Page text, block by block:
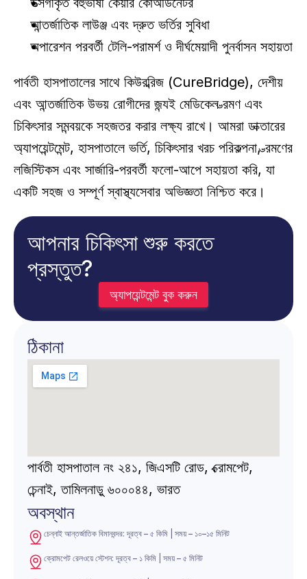
আন্তর্জাতিক লাউঞ্জ এবং দ্রুত ভর্তির সুবিধা
অপারেশন পরবর্তী টেলি-পরামর্শ ও দীর্ঘমেয়াদী পুনর্বাসন সহায়তা
পার্বতী হাসপাতালের সাথে কিউরব্রিজ (CureBridge), দেশীয়
এবং আন্তর্জাতিক উভয় রোগীদের জন্যই মেডিকেল ভ্রমণ এবং
চিকিৎসার সমন্বয়কে সহজতর করার লক্ষ্য রাখে। আমরা ডাক্তারের
অ্যাপয়েন্টমেন্ট, হাসপাতালে ভর্তি, চিকিৎসার খরচ পরিকল্পনা, ভ্রমণের
লজিস্টিকস এবং সার্জারি-পরবর্তী ফলো-আপে সহায়তা করি, যা
একটি সহজ ও সম্পূর্ণ স্বাস্থ্যসেবার অভিজ্ঞতা নিশ্চিত করে।
আপনার চিকিৎসা শুরু করতে
প্রস্তুত?
অ্যাপয়েন্টমেন্ট বুক করুন
ঠিকানা
পার্বতী হাসপাতাল নং ২৪১, জিএসটি রোড, ক্রোমপেট,
চেন্নাই, তামিলনাড়ু ৬০০০৪৪, ভারত
অবস্থান
চেন্নাই আন্তর্জাতিক বিমানবন্দর: দূরত্ব – ৫ কিমি | সময় – ১০–১৫ মিনিট
ক্রোমপেট রেলওয়ে স্টেশন: দূরত্ব – ১ কিমি | সময় – ৫ মিনিট